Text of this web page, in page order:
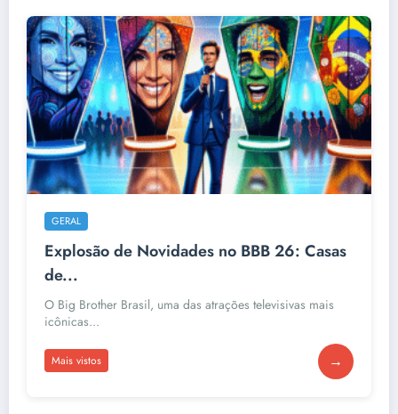
GERAL
Explosão de Novidades no BBB 26: Casas
de...
O Big Brother Brasil, uma das atrações televisivas mais
icônicas...
Mais vistos →